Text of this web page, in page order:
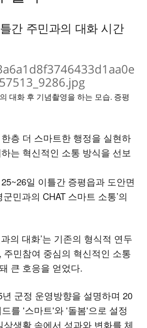
간 주민과의 대화 시간
대화 후 기념촬영을 하는 모습. 증평
층 더 스마트한 행정을 실현하
는 혁신적인 소통 방식을 선보
일 이틀간 증평읍과 도안면
민과의 CHAT 스마트 소통’의
의 대화’는 기존의 형식적 연두
주민참여 중심의 혁신적인 소통
큰 호응을 얻었다.
군정 운영방향을 설명하며 20
를 '스마트'와 '돌봄'으로 설정
상생활 속에서 성과와 변화를 체